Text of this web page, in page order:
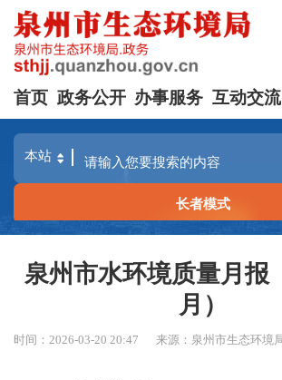
首页 政务公开 办事服务 互动交流
长者模式
泉州市水环境质量月报
月）
时间：2026-03-20 20:47 来源：泉州市生态环境